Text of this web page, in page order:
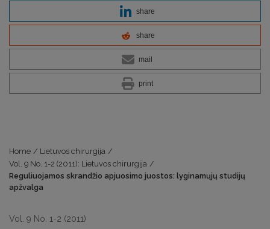
share
share
mail
print
Home / Lietuvos chirurgija /
Vol. 9 No. 1-2 (2011): Lietuvos chirurgija /
Reguliuojamos skrandžio apjuosimo juostos: lyginamųjų studijų
apžvalga
Vol. 9 No. 1-2 (2011)